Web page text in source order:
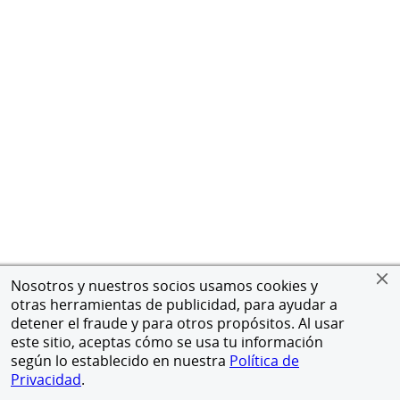
Nosotros y nuestros socios usamos cookies y
otras herramientas de publicidad, para ayudar a
detener el fraude y para otros propósitos. Al usar
este sitio, aceptas cómo se usa tu información
según lo establecido en nuestra Política de
Privacidad.